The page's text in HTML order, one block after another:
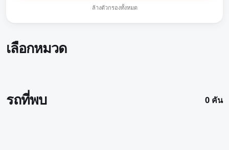
ล้างตัวกรองทั้งหมด
เลือกหมวด
รถที่พบ 0 คัน